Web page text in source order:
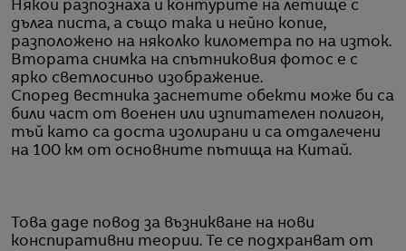
Някои разпознаха и контурите на летище с
дълга писта, а също така и нейно копие,
разположено на няколко километра по на изток.
Втората снимка на спътниковия фотос е с
ярко светлосиньо изображение.
Според вестника заснетите обекти може би са
били част от военен или изпитателен полигон,
тъй като са доста изолирани и са отдалечени
на 100 км от основните пътища на Китай.
Това даде повод за възникване на нови
конспиративни теории. Те се подхранват от